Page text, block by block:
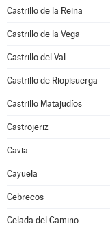
Castrillo de la Reina
Castrillo de la Vega
Castrillo del Val
Castrillo de Riopisuerga
Castrillo Matajudíos
Castrojeriz
Cavia
Cayuela
Cebrecos
Celada del Camino